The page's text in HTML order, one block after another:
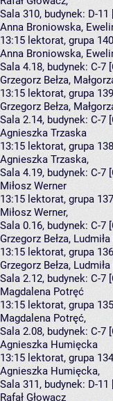
Sala 310, budynek: D-11
Anna Broniowska,
13:15 lektorat, grupa 140
Anna Broniowska,
Sala 4.18, budynek: C-7
Grzegorz Bełza,
13:15 lektorat, grupa 139
Grzegorz Bełza,
Sala 2.14, budynek: C-7
Agnieszka Trzaska
13:15 lektorat, grupa 138
Agnieszka Trzaska,
Sala 4.19, budynek: C-7
Miłosz Werner
13:15 lektorat, grupa 137
Miłosz Werner,
Sala 0.16, budynek: C-7
Grzegorz Bełza,
13:15 lektorat, grupa 136
Grzegorz Bełza,
Sala 2.12, budynek: C-7
Magdalena Potręć
13:15 lektorat, grupa 135
Magdalena Potręć,
Sala 2.08, budynek: C-7
Agnieszka Humięcka
13:15 lektorat, grupa 134
Agnieszka Humięcka,
Sala 311, budynek: D-11
Rafał Głowacz